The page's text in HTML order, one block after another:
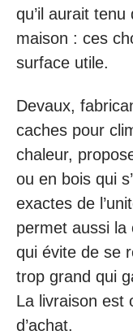
qu’il aurait
maison : ces
surface utile.
Devaux,
caches pour
chaleur,
ou en bois qui
exactes de
permet aussi la
qui évite de se
trop grand qui
La livraison est
d’achat.